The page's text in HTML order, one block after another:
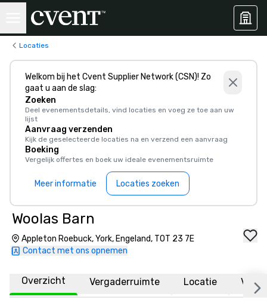
Locaties
Welkom bij het Cvent Supplier Network (CSN)! Zo
gaat u aan de slag:
Zoeken
Deel evenementsdetails, vind locaties en voeg ze toe aan uw
lijst
Aanvraag verzenden
Kijk de geselecteerde locaties na en verzend een aanvraag
Boeking
Vergelijk offertes en boek uw ideale evenementsruimte
Meer informatie Locaties zoeken
Woolas Barn
Appleton Roebuck, York, Engeland, TOT 23 7E
Contact met ons opnemen
Overzicht Vergaderruimte Locatie